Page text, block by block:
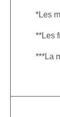
*Les
**Les
***La